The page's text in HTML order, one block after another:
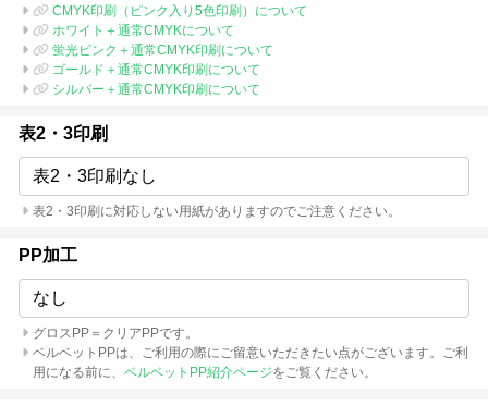
CMYK印刷（ピンク入り5色印刷）について
ホワイト＋通常CMYKについて
蛍光ピンク＋通常CMYK印刷について
ゴールド＋通常CMYK印刷について
シルバー＋通常CMYK印刷について
表2・3印刷
表2・3印刷なし
表2・3印刷に対応しない用紙がありますのでご注意ください。
PP加工
なし
グロスPP＝クリアPPです。
ベルベットPPは、ご利用の際にご留意いただきたい点がございます。ご利
用になる前に、 ベルベットPP紹介ページをご覧ください。